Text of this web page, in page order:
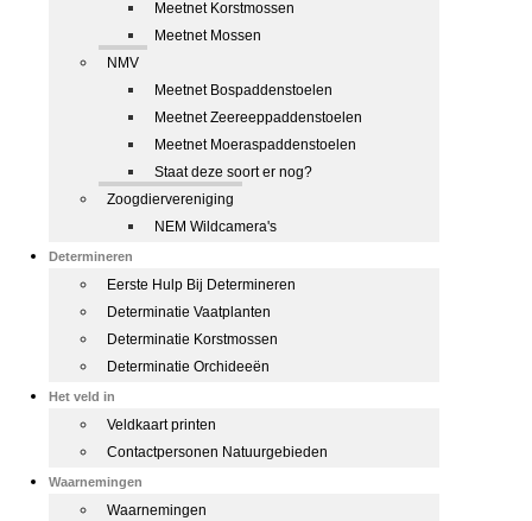
Meetnet Korstmossen
Meetnet Mossen
NMV
Meetnet Bospaddenstoelen
Meetnet Zeereeppaddenstoelen
Meetnet Moeraspaddenstoelen
Staat deze soort er nog?
Zoogdiervereniging
NEM Wildcamera's
Determineren
Eerste Hulp Bij Determineren
Determinatie Vaatplanten
Determinatie Korstmossen
Determinatie Orchideeën
Het veld in
Veldkaart printen
Contactpersonen Natuurgebieden
Waarnemingen
Waarnemingen